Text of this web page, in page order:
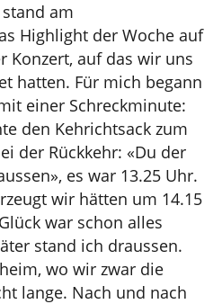
am
Highlight der Woche auf
Konzert, auf das wir uns
hatten. Für mich begann
einer Schreckminute:
den Kehrichtsack zum
der Rückkehr: «Du der
es war 13.25 Uhr.
wir hätten um 14.15
war schon alles
stand ich draussen.
wo wir zwar die
lange. Nach und nach